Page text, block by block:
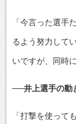
「今言った選手
るよう努力して
いですが、同時
──井上選手の動
「打撃を使って